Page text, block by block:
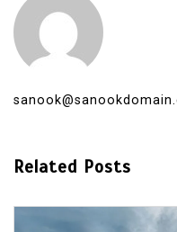
Related Posts